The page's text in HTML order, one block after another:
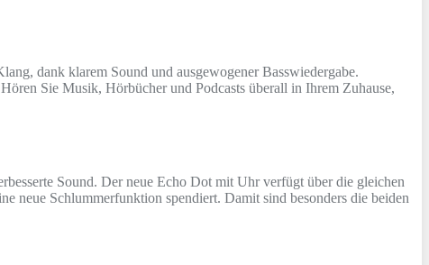
dank klarem Sound und ausgewogener Basswiedergabe.
Sie Musik, Hörbücher und Podcasts überall in Ihrem Zuhause,
Sound. Der neue Echo Dot mit Uhr verfügt über die gleichen
neue Schlummerfunktion spendiert. Damit sind besonders die beiden